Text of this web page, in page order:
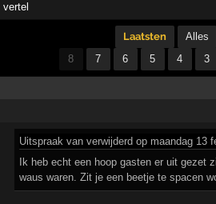
vertel
Laatsten
Alles
8
7 6 5 4 3
Uitspraak van verwijderd op maandag 13
Ik heb echt een hoop gasten er uit gezet
waus waren. Zit je een beetje te spacen